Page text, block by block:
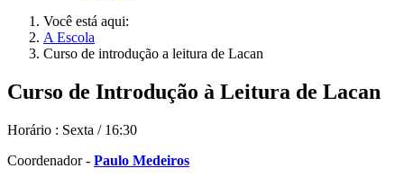
Você está aqui:
A Escola
Curso de introdução a leitura de Lacan
Curso de Introdução à Leitura de Lacan
Horário : Sexta / 16:30
Coordenador - Paulo Medeiros